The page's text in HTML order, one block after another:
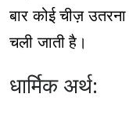
बार कोई चीज़
चली जाती है।
धार्मिक अर्थ: